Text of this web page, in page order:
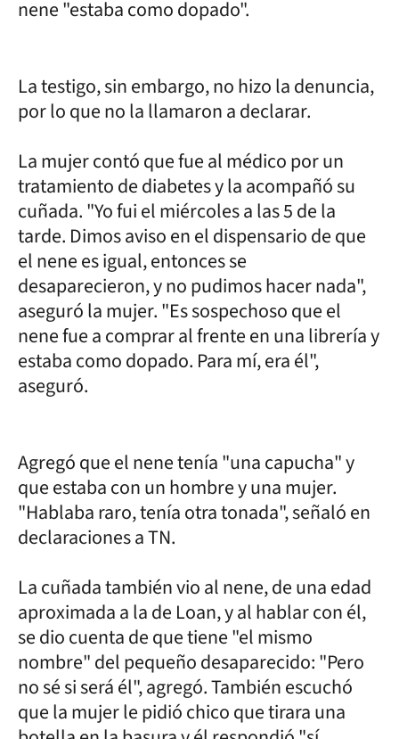
nene "estaba como dopado".
La testigo, sin embargo, no hizo la denuncia,
por lo que no la llamaron a declarar.
La mujer contó que fue al médico por un
tratamiento de diabetes y la acompañó su
cuñada. "Yo fui el miércoles a las 5 de la
tarde. Dimos aviso en el dispensario de que
el nene es igual, entonces se
desaparecieron, y no pudimos hacer nada",
aseguró la mujer. "Es sospechoso que el
nene fue a comprar al frente en una librería y
estaba como dopado. Para mí, era él",
aseguró.
Agregó que el nene tenía "una capucha" y
que estaba con un hombre y una mujer.
"Hablaba raro, tenía otra tonada", señaló en
declaraciones a TN.
La cuñada también vio al nene, de una edad
aproximada a la de Loan, y al hablar con él,
se dio cuenta de que tiene "el mismo
nombre" del pequeño desaparecido: "Pero
no sé si será él", agregó. También escuchó
que la mujer le pidió chico que tirara una